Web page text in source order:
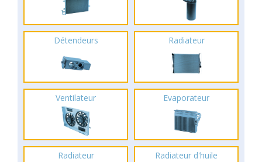
Détendeurs Radiateur
Ventilateur Evaporateur
Radiateur Radiateur d'huile